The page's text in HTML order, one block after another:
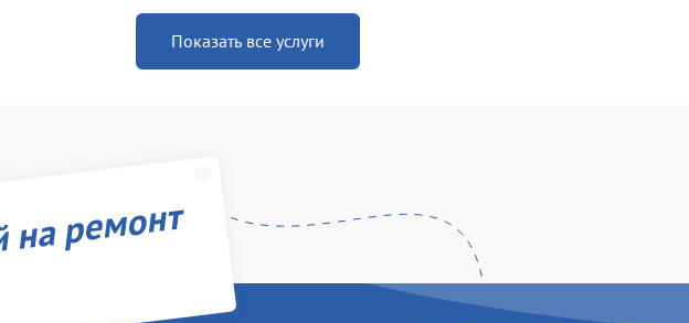
Показать все услуги
ремонт